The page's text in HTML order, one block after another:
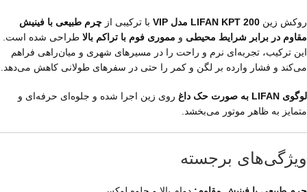
روکش زین LIFAN KPT 200 مدل VIP با ترکیبی از چرم طبیعی با فینیش
مقاوم در برابر شرایط محیطی و مموری فوم با تراکم بالا طراحی شده است.
این ترکیب، تجربه‌ای نرم و راحت را در مسیرهای شهری و میان‌راهی فراهم
می‌کند و فشار وارده بر لگن و کمر را حتی در سفرهای طولانی کاهش می‌دهد.
لوگوی LIFAN به صورت حک داغ
روی زین اجرا شده و جلوه‌ای حرفه‌ای و
متمایز به ظاهر موتور می‌بخشد.
ویژگی‌های برجسته